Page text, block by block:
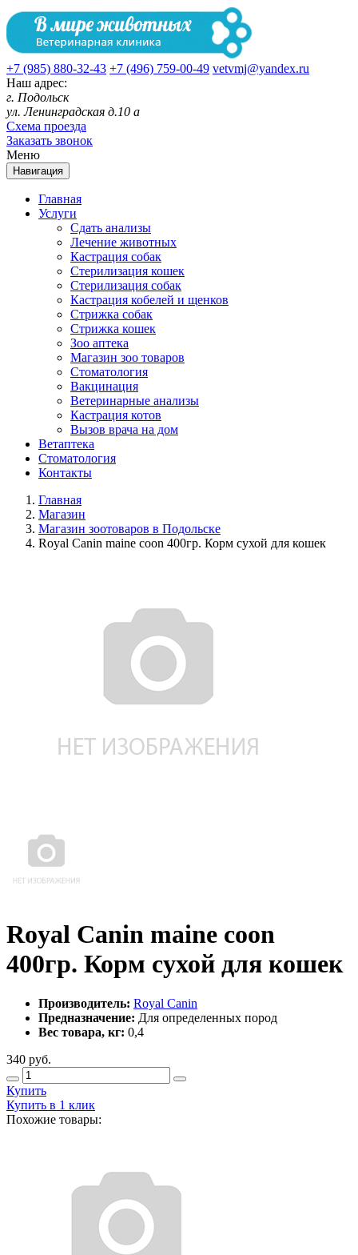
+7 (985) 880-32-43 +7 (496) 759-00-49 vetvmj@yandex.ru
Наш адрес:
г. Подольск
ул. Ленинградская д.10 а
Схема проезда
Заказать звонок
Меню
Навигация
Главная
Услуги
Сдать анализы
Лечение животных
Кастрация собак
Стерилизация кошек
Стерилизация собак
Кастрация кобелей и щенков
Стрижка собак
Стрижка кошек
Зоо аптека
Магазин зоо товаров
Стоматология
Вакцинация
Ветеринарные анализы
Кастрация котов
Вызов врача на дом
Ветаптека
Стоматология
Контакты
Главная
Магазин
Магазин зоотоваров в Подольске
Royal Canin maine coon 400гр. Корм сухой для кошек
Royal Canin maine coon
400гр. Корм сухой для кошек
Производитель: Royal Canin
Предназначение: Для определенных пород
Вес товара, кг: 0,4
340 руб.
Купить
Купить в 1 клик
Похожие товары: